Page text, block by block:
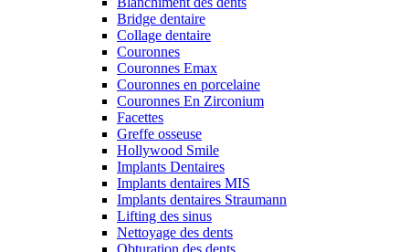
Bridge dentaire
Collage dentaire
Couronnes
Couronnes Emax
Couronnes en porcelaine
Couronnes En Zirconium
Facettes
Greffe osseuse
Hollywood Smile
Implants Dentaires
Implants dentaires MIS
Implants dentaires Straumann
Lifting des sinus
Nettoyage des dents
Obturation des dents